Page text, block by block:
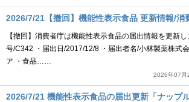
2026/7/21【撤回】機能性表示食品 更新情報/消
【撤回】消費者庁は機能性表示食品の届出情報を更新
号/C342 ・届出日/2017/12/8 ・届出者名/小林製薬株式
ア ・食品……
2026年07月
2026/7/21 機能性表示食品の届出更新「ナップ